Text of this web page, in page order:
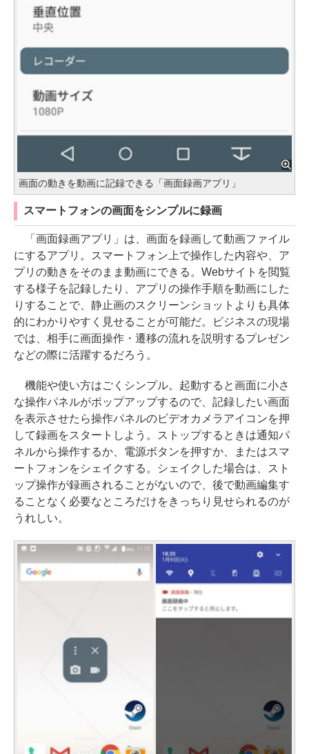
画面の動きを動画に記録できる「画面録画アプリ」
スマートフォンの画面をシンプルに録画
「画面録画アプリ」は、画面を録画して動画ファイル
にするアプリ。スマートフォン上で操作した内容や、ア
プリの動きをそのまま動画にできる。Webサイトを閲覧
する様子を記録したり、アプリの操作手順を動画にした
りすることで、静止画のスクリーンショットよりも具体
的にわかりやすく見せることが可能だ。ビジネスの現場
では、相手に画面操作・遷移の流れを説明するプレゼン
などの際に活躍するだろう。
機能や使い方はごくシンプル。起動すると画面に小さ
な操作パネルがポップアップするので、記録したい画面
を表示させたら操作パネルのビデオカメラアイコンを押
して録画をスタートしよう。ストップするときは通知パ
ネルから操作するか、電源ボタンを押すか、またはスマ
ートフォンをシェイクする。シェイクした場合は、スト
ップ操作が録画されることがないので、後で動画編集す
ることなく必要なところだけをきっちり見せられるのが
うれしい。